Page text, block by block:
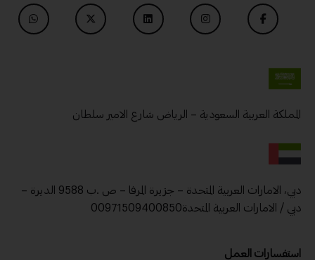
المملكة العربية السعودية – الرياض شارع الامير سلطان
دبي، الامارات العربية المتحدة – جزيرة المرفا – ص .ب 9588 الديرة –
دبي / الامارات العربية المتحدة00971509400850
استفسارات العمل